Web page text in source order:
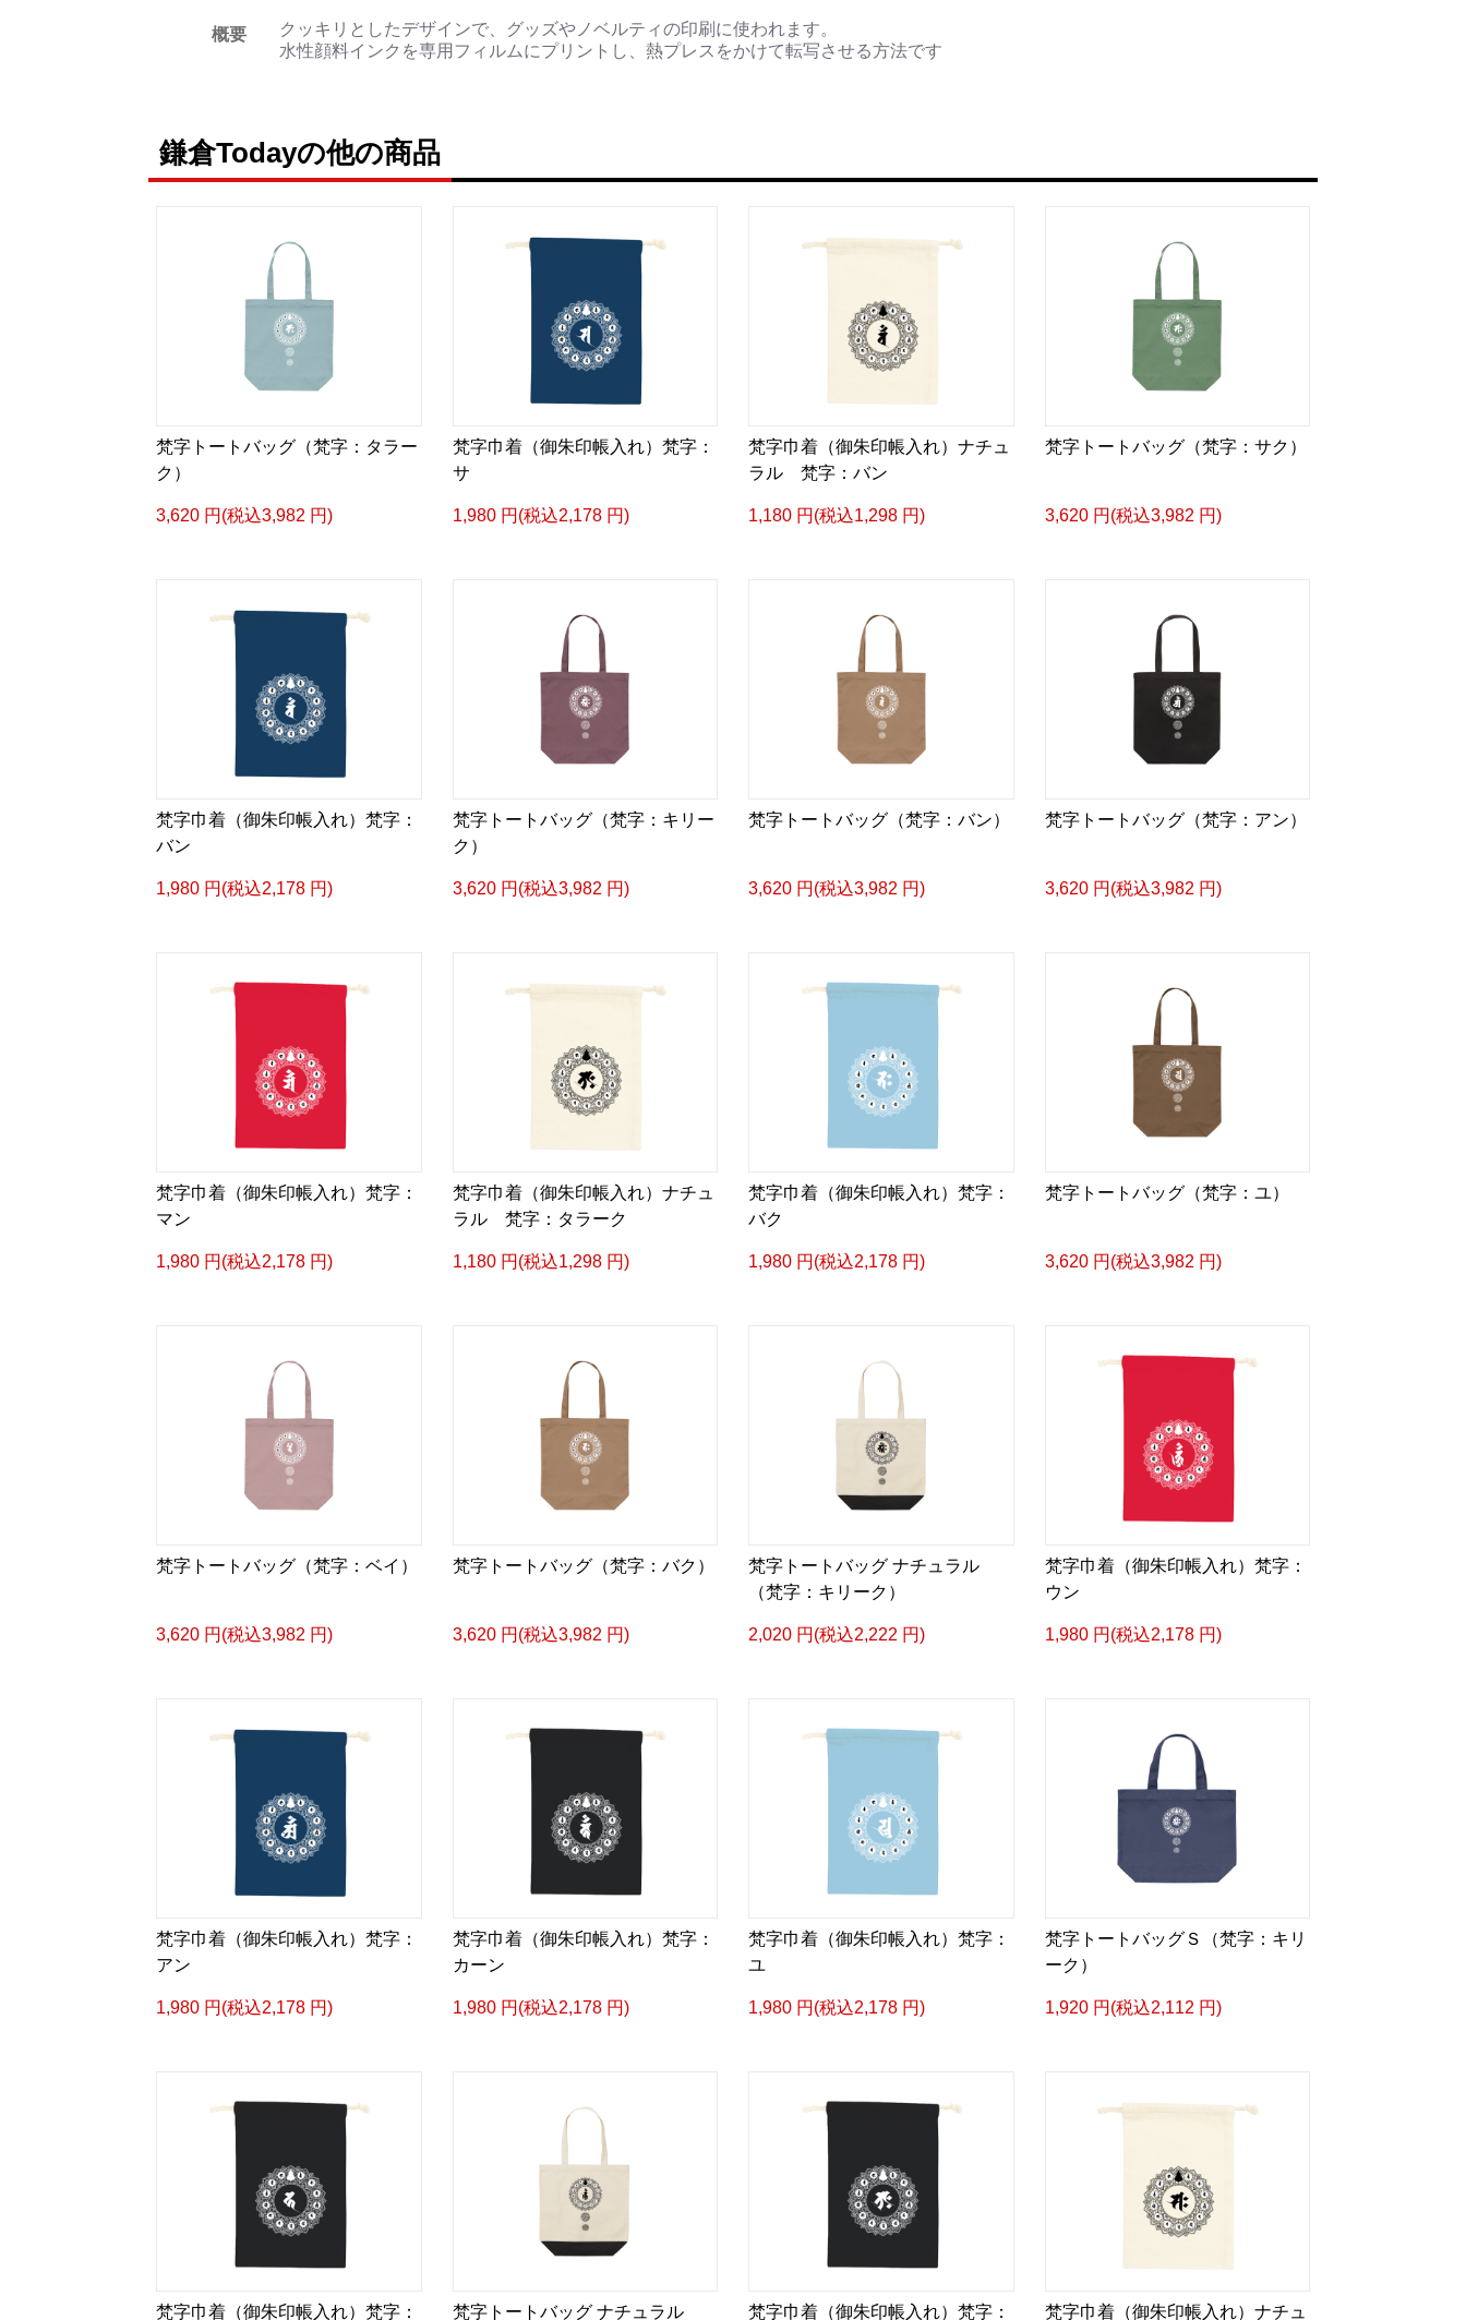
概要
クッキリとしたデザインで、グッズやノベルティの印刷に使われます。
水性顔料インクを専用フィルムにプリントし、熱プレスをかけて転写させる方法です
鎌倉Todayの他の商品
梵字トートバッグ（梵字：タラー
ク）
3,620 円(税込3,982 円)
梵字巾着（御朱印帳入れ）梵字：
サ
1,980 円(税込2,178 円)
梵字巾着（御朱印帳入れ）ナチュ
ラル 梵字：バン
1,180 円(税込1,298 円)
梵字トートバッグ（梵字：サク）
3,620 円(税込3,982 円)
梵字巾着（御朱印帳入れ）梵字：
バン
1,980 円(税込2,178 円)
梵字トートバッグ（梵字：キリー
ク）
3,620 円(税込3,982 円)
梵字トートバッグ（梵字：バン）
3,620 円(税込3,982 円)
梵字トートバッグ（梵字：アン）
3,620 円(税込3,982 円)
梵字巾着（御朱印帳入れ）梵字：
マン
1,980 円(税込2,178 円)
梵字巾着（御朱印帳入れ）ナチュ
ラル 梵字：タラーク
1,180 円(税込1,298 円)
梵字巾着（御朱印帳入れ）梵字：
バク
1,980 円(税込2,178 円)
梵字トートバッグ（梵字：ユ）
3,620 円(税込3,982 円)
梵字トートバッグ（梵字：ベイ）
3,620 円(税込3,982 円)
梵字トートバッグ（梵字：バク）
3,620 円(税込3,982 円)
梵字トートバッグ ナチュラル
（梵字：キリーク）
2,020 円(税込2,222 円)
梵字巾着（御朱印帳入れ）梵字：
ウン
1,980 円(税込2,178 円)
梵字巾着（御朱印帳入れ）梵字：
アン
1,980 円(税込2,178 円)
梵字巾着（御朱印帳入れ）梵字：
カーン
1,980 円(税込2,178 円)
梵字巾着（御朱印帳入れ）梵字：
ユ
1,980 円(税込2,178 円)
梵字トートバッグＳ（梵字：キリ
ーク）
1,920 円(税込2,112 円)
梵字巾着（御朱印帳入れ）梵字： 梵字トートバッグ ナチュラル 梵字巾着（御朱印帳入れ）梵字： 梵字巾着（御朱印帳入れ）ナチュ